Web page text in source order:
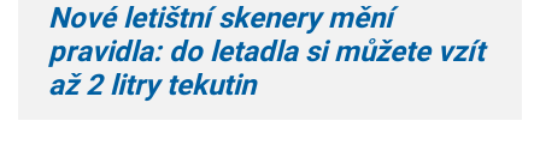
Nové letištní skenery mění
pravidla: do letadla si můžete vzít
až 2 litry tekutin